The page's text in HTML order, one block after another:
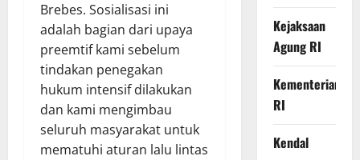
Brebes. Sosialisasi ini
adalah bagian dari upaya
preemtif kami sebelum
tindakan penegakan
hukum intensif dilakukan
dan kami mengimbau
seluruh masyarakat untuk
mematuhi aturan lalu lintas
Kejaksaan
Agung RI
Kementerian
RI
Kendal